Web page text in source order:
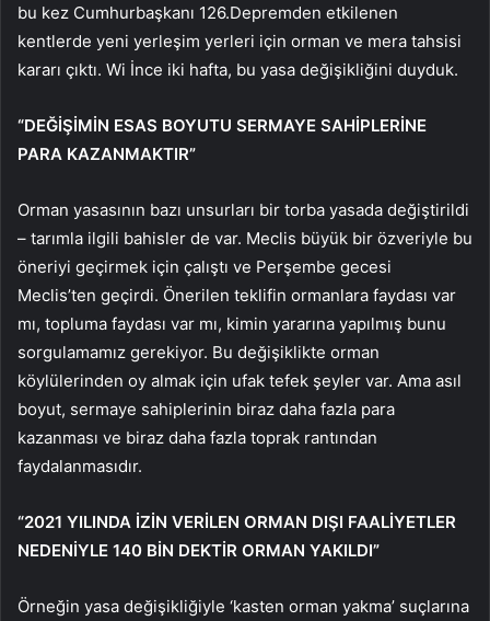
bu kez Cumhurbaşkanı 126.Depremden etkilenen
kentlerde yeni yerleşim yerleri için orman ve mera tahsisi
kararı çıktı. Wi İnce iki hafta, bu yasa değişikliğini duyduk.
“DEĞİŞİMİN ESAS BOYUTU SERMAYE SAHİPLERİNE
PARA KAZANMAKTIR”
Orman yasasının bazı unsurları bir torba yasada değiştirildi
– tarımla ilgili bahisler de var. Meclis büyük bir özveriyle bu
öneriyi geçirmek için çalıştı ve Perşembe gecesi
Meclis’ten geçirdi. Önerilen teklifin ormanlara faydası var
mı, topluma faydası var mı, kimin yararına yapılmış bunu
sorgulamamız gerekiyor. Bu değişiklikte orman
köylülerinden oy almak için ufak tefek şeyler var. Ama asıl
boyut, sermaye sahiplerinin biraz daha fazla para
kazanması ve biraz daha fazla toprak rantından
faydalanmasıdır.
“2021 YILINDA İZİN VERİLEN ORMAN DIŞI FAALİYETLER
NEDENİYLE 140 BİN DEKTİR ORMAN YAKILDI”
Örneğin yasa değişikliğiyle ‘kasten orman yakma’ suçlarına